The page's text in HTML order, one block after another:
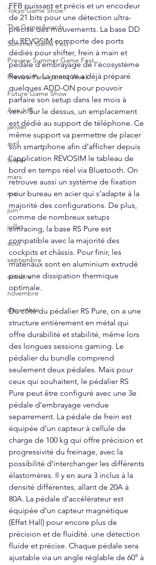
Tokyo Game Show
The Game Awards
Summer Game Fest
Preview Summer Game Fest
Preview Paris games Week
Future Game Show
Avis JdS
janvier
avril
fevrier
mars
mai
juin
juillet
aout
septembre
octobre
novembre
décembre
FFB puissant et précis et un encodeur
de 21 bits pour une détection ultra-
précise des mouvements. La base DD
du REVOSIM comporte des ports
dédiés pour shifter, frein à main et
pédale d’embrayage de l’écosystème
Revosim. La marque a déjà préparé
quelques ADD-ON pour pouvoir
parfaire son setup dans les mois à
venir. Sur le dessus, un emplacement
est dédié au support de téléphone. Ce
même support va permettre de placer
son smartphone afin d’afficher depuis
l’application REVOSIM le tableau de
bord en temps réel via Bluetooth. On
retrouve aussi un système de fixation
pour bureau en acier qui s’adapte à la
majorité des configurations. De plus,
comme de nombreux setups
simracing, la base RS Pure est
compatible avec la majorité des
cockpits et châssis. Pour finir, les
matériaux sont en aluminium extrudé
pour une dissipation thermique
optimale.
Du côté du pédalier RS Pure, on a une
structure entièrement en métal qui
offre durabilité et stabilité, même lors
des longues sessions gaming. Le
pédalier du bundle comprend
seulement deux pédales. Mais pour
ceux qui souhaitent, le pédalier RS
Pure peut être configuré avec une 3e
pédale d’embrayage vendue
separrement. La pédale de frein est
équipée d’un capteur à cellule de
charge de 100 kg qui offre précision et
progressivité du freinage, avec la
possibilité d’interchanger les différents
élastomères. Il y en aura 3 inclus à la
densité différentes, allant de 20A à
80A. La pédale d’accélérateur est
équipée d’un capteur magnétique
(Effet Hall) pour encore plus de
précision et de fluidité. une détection
fluide et précise. Chaque pédale sera
ajustable via un angle réglable de 60° à